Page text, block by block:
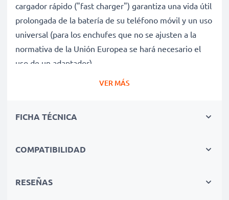
cargador rápido ("fast charger") garantiza una vida útil
prolongada de la batería de su teléfono móvil y un uso
universal (para los enchufes que no se ajusten a la
normativa de la Unión Europea se hará necesario el
uso de un adaptador).
flexible del cargador de baterías
Charging Cable) y apagado automático para una vida
✔ Producto final de calidad - Materiales resistentes al
VER MÁS
FICHA TÉCNICA
COMPATIBILIDAD
RESEÑAS